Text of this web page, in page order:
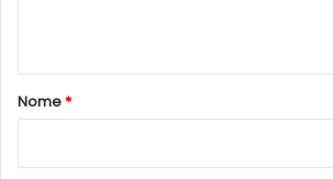
r
Nome*